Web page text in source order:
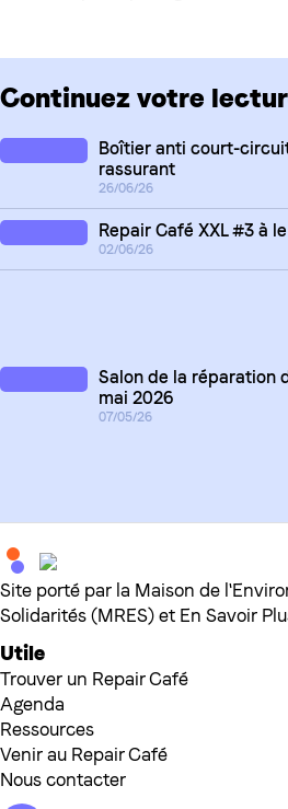
Continuez votre
Boîtier anti court-
rassurant
26/06/26
Repair Café XXL #3 à
02/06/26
Salon de la réparation
mai 2026
07/05/26
Site porté par la Maison de
Solidarités (MRES) et En Savoir
Utile
Trouver un Repair Café
Agenda
Ressources
Venir au Repair Café
Nous contacter